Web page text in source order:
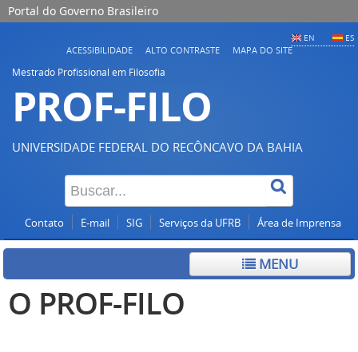
Portal do Governo Brasileiro
EN ES
ACESSIBILIDADE ALTO CONTRASTE
MAPA DO SITE
Mestrado Profissional em Filosofia
PROF-FILO
UNIVERSIDADE FEDERAL DO RECÔNCAVO DA BAHIA
Contato E-mail SIG Serviços da UFRB Área de Imprensa
MENU
O PROF-FILO